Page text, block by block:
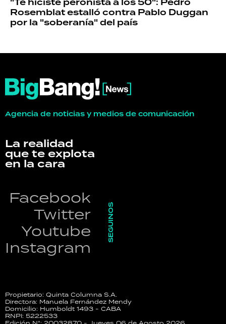
"Te hiciste peronista a los 50": Pedro
Rosemblat estalló contra Pablo Duggan
por la "soberanía" del país
Agencia de noticias y medios de comunicación
La realidad
que te explota
en la cara
Facebook
Twitter
Youtube
Instagram
SEGUINOS
Propietario: Quinta Columna S.A.
Directora: Manuela Fernández Mendy
Domicilio: Humboldt 1493 - CABA
RNPI: 5222533